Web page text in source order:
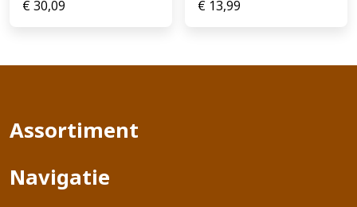
€30,09 € 13,99
Assortiment
Navigatie